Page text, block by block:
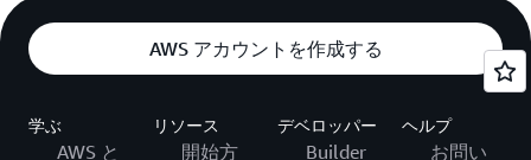
AWS アカウントを作成する
学ぶ
AWS と
リソース
開始方
デベロッパー
Builder
ヘルプ
お問い